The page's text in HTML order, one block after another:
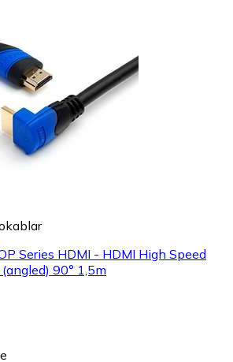
Series HDMI - HDMI High Speed
90° 1,5m